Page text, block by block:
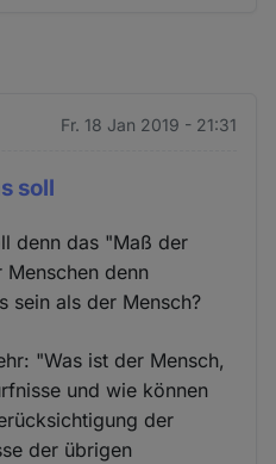
Fr. 18 Jan 2019 - 21:31
soll
denn das "Maß der
Menschen denn
sein als der Mensch?
"Was ist der Mensch,
und wie können
der
der übrigen